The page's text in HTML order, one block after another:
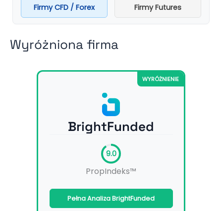
Firmy CFD / Forex Firmy Futures
Wyróżniona firma
WYRÓŻNIENIE
BrightFunded
9.0
PropIndeks™
Pełna Analiza BrightFunded